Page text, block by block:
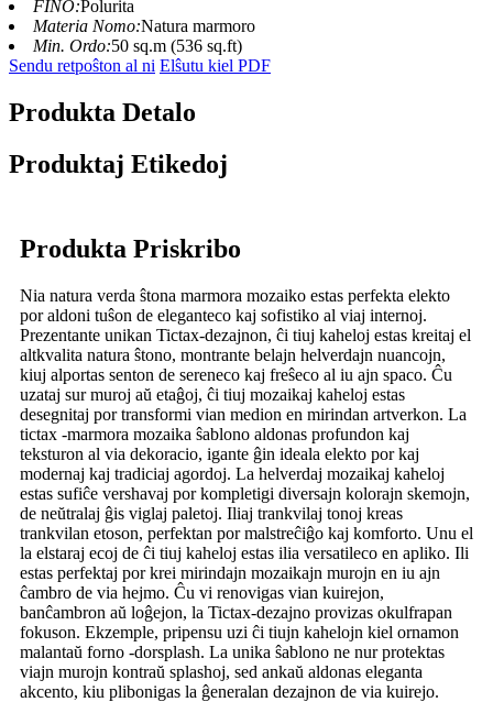
FINO:Polurita
Materia Nomo:Natura marmoro
Min. Ordo:50 sq.m (536 sq.ft)
Sendu retpoŝton al ni Elŝutu kiel PDF
Produkta Detalo
Produktaj Etikedoj
Produkta Priskribo
Nia natura verda ŝtona marmora mozaiko estas perfekta elekto
por aldoni tuŝon de eleganteco kaj sofistiko al viaj internoj.
Prezentante unikan Tictax-dezajnon, ĉi tiuj kaheloj estas kreitaj el
altkvalita natura ŝtono, montrante belajn helverdajn nuancojn,
kiuj alportas senton de sereneco kaj freŝeco al iu ajn spaco. Ĉu
uzataj sur muroj aŭ etaĝoj, ĉi tiuj mozaikaj kaheloj estas
desegnitaj por transformi vian medion en mirindan artverkon. La
tictax -marmora mozaika ŝablono aldonas profundon kaj
teksturon al via dekoracio, igante ĝin ideala elekto por kaj
modernaj kaj tradiciaj agordoj. La helverdaj mozaikaj kaheloj
estas sufiĉe vershavaj por kompletigi diversajn kolorajn skemojn,
de neŭtralaj ĝis viglaj paletoj. Iliaj trankvilaj tonoj kreas
trankvilan etoson, perfektan por malstreĉiĝo kaj komforto. Unu el
la elstaraj ecoj de ĉi tiuj kaheloj estas ilia versatileco en apliko. Ili
estas perfektaj por krei mirindajn mozaikajn murojn en iu ajn
ĉambro de via hejmo. Ĉu vi renovigas vian kuirejon,
banĉambron aŭ loĝejon, la Tictax-dezajno provizas okulfrapan
fokuson. Ekzemple, pripensu uzi ĉi tiujn kahelojn kiel ornamon
malantaŭ forno -dorsplash. La unika ŝablono ne nur protektas
viajn murojn kontraŭ splashoj, sed ankaŭ aldonas eleganta
akcento, kiu plibonigas la ĝeneralan dezajnon de via kuirejo.